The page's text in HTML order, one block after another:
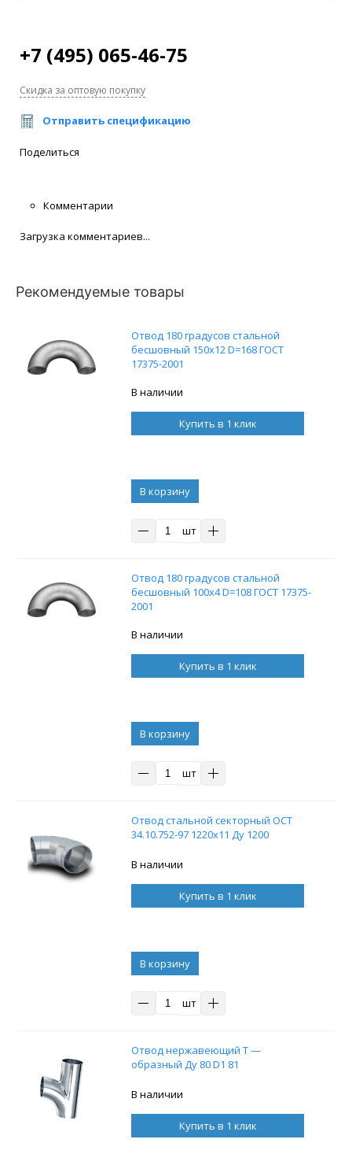
+7 (495) 065-46-75
Скидка за оптовую покупку
Отправить спецификацию
Поделиться
Комментарии
Загрузка комментариев...
Рекомендуемые товары
Отвод 180 градусов стальной
бесшовный 150x12 D=168 ГОСТ
17375-2001
В наличии
Купить в 1 клик
В корзину
шт
Отвод 180 градусов стальной
бесшовный 100x4 D=108 ГОСТ 17375-
2001
В наличии
Купить в 1 клик
В корзину
шт
Отвод стальной секторный ОСТ
34.10.752-97 1220х11 Ду 1200
В наличии
Купить в 1 клик
В корзину
шт
Отвод нержавеющий Т —
образный Ду 80 D1 81
В наличии
Купить в 1 клик